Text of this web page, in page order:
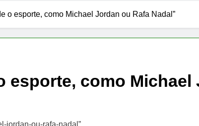
o esporte, como Michael Jordan ou Rafa Nadal”
esporte, como Michael